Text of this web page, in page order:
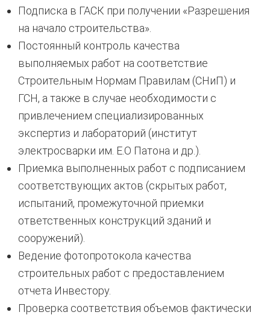
Подписка в ГАСК при получении «Разрешения
на начало строительства».
Постоянный контроль качества
выполняемых работ на соответствие
Строительным Нормам Правилам (СНиП) и
ГСН, а также в случае необходимости с
привлечением специализированных
экспертиз и лабораторий (институт
электросварки им. Е.О Патона и др.).
Приемка выполненных работ с подписанием
соответствующих актов (скрытых работ,
испытаний, промежуточной приемки
ответственных конструкций зданий и
сооружений).
Ведение фотопротокола качества
строительных работ с предоставлением
отчета Инвестору.
Проверка соответствия объемов фактически